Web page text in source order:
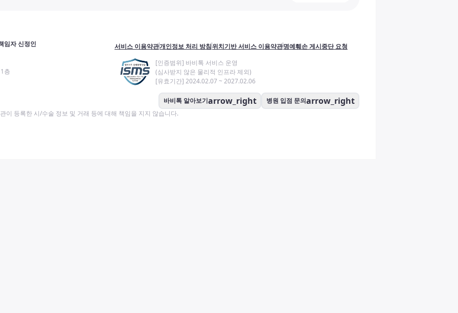
임자 신정인
층
서비스 이용약관개인정보 처리 방침위치기반 서비스 이용약관명예훼손 게시중단 요청
[인증범위] 바비톡 서비스 운영
(심사받지 않은 물리적 인프라 제외)
[유효기간] 2024.02.07 ~ 2027.02.06
바비톡 알아보기arrow_right 병원 입점 문의arrow_right
이 등록한 시/수술 정보 및 거래 등에 대해 책임을 지지 않습니다.